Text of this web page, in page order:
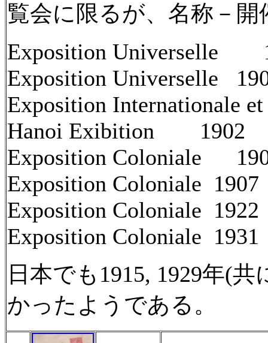
覧会に限るが、名称－開
Exposition Universelle
Exposition Universelle
Exposition Internationale
Hanoi Exibition
1902
Exposition Coloniale
Exposition Coloniale 1907
Exposition Coloniale 1922
Exposition Coloniale 1931
日本でも 1915, 1929年(共
かったようである。